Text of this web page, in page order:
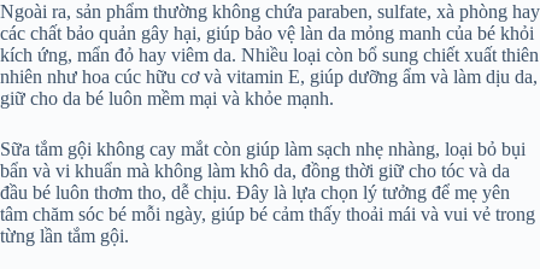
Ngoài ra, sản phẩm thường không chứa paraben, sulfate, xà phòng hay
các chất bảo quản gây hại, giúp bảo vệ làn da mỏng manh của bé khỏi
kích ứng, mẩn đỏ hay viêm da. Nhiều loại còn bổ sung chiết xuất thiên
nhiên như hoa cúc hữu cơ và vitamin E, giúp dưỡng ẩm và làm dịu da,
giữ cho da bé luôn mềm mại và khỏe mạnh.
Sữa tắm gội không cay mắt còn giúp làm sạch nhẹ nhàng, loại bỏ bụi
bẩn và vi khuẩn mà không làm khô da, đồng thời giữ cho tóc và da
đầu bé luôn thơm tho, dễ chịu. Đây là lựa chọn lý tưởng để mẹ yên
tâm chăm sóc bé mỗi ngày, giúp bé cảm thấy thoải mái và vui vẻ trong
từng lần tắm gội.